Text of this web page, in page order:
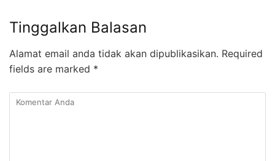
Tinggalkan Balasan
Alamat email anda tidak akan dipublikasikan. Required
fields are marked *